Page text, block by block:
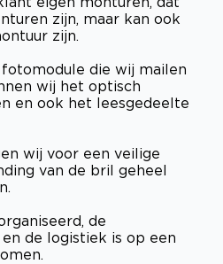
zijn, maar kan ook
zijn.
die wij mailen
wij het optisch
en ook het leesgedeelte
wij voor een veilige
van de bril geheel
de
de logistiek is op een